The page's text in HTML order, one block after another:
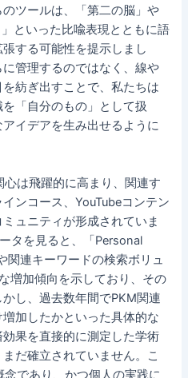
ツールは、「第二の脳」や
といった比喩表現とともに語
する可能性を提示しまし
管理するのではなく、線や
紡ぎ出すことで、私たちは
「自分のもの」として扱
イデアを生み出せるように
は飛躍的に高まり、関連す
ンコース、YouTubeコンテン
ュニティが形成されていま
タを見ると、「Personal
連キーワードの検索ボリュ
増加傾向を示しており、その
し、過去数年間でPKM関連
加したかといった具体的な
果を直接的に測定した学術
だ確立されていません。こ
であり、かつ個人の実践に